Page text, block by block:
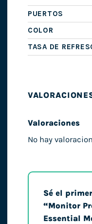
PUERTOS
COLOR
TASA DE
Valoraciones
No hay
Sé el
“Monitor
Essential